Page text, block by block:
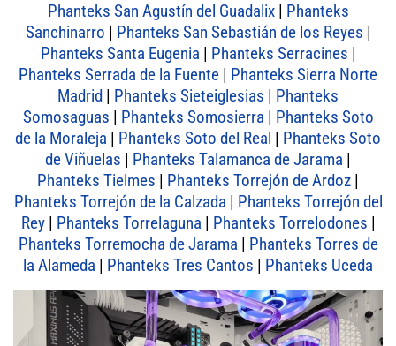
Phanteks San Agustín del Guadalix| Phanteks
Sanchinarro | Phanteks San Sebastián de los Reyes |
Phanteks Santa Eugenia | Phanteks Serracines |
Phanteks Serrada de la Fuente | Phanteks Sierra Norte
Madrid | Phanteks Sieteiglesias | Phanteks
Somosaguas | Phanteks Somosierra | Phanteks Soto
de la Moraleja | Phanteks Soto del Real | Phanteks Soto
de Viñuelas | Phanteks Talamanca de Jarama |
Phanteks Tielmes | Phanteks Torrejón de Ardoz |
Phanteks Torrejón de la Calzada | Phanteks Torrejón del
Rey| Phanteks Torrelaguna | Phanteks Torrelodones |
Phanteks Torremocha de Jarama | Phanteks Torres de
la Alameda | Phanteks Tres Cantos | Phanteks Uceda